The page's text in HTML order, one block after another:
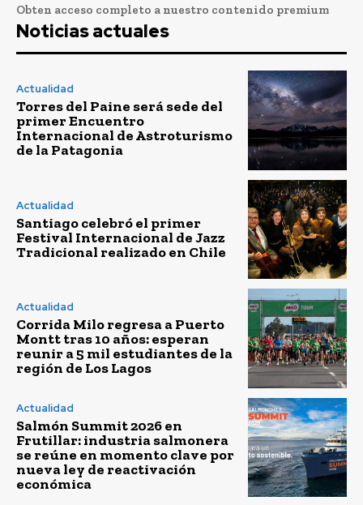
Obten acceso completo a nuestro contenido premium
Noticias actuales
Actualidad
Torres del Paine será sede del
primer Encuentro
Internacional de Astroturismo
de la Patagonia
Actualidad
Santiago celebró el primer
Festival Internacional de Jazz
Tradicional realizado en Chile
Actualidad
Corrida Milo regresa a Puerto
Montt tras 10 años: esperan
reunir a 5 mil estudiantes de la
región de Los Lagos
Actualidad
Salmón Summit 2026 en
Frutillar: industria salmonera
se reúne en momento clave por
nueva ley de reactivación
económica